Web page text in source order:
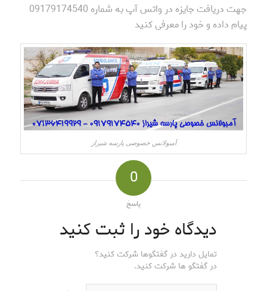
جهت دریافت جایزه در واتس آپ به شماره 09179174540
پیام داده و خود را معرفی کنید
آمبولانس خصوصی پارسه شیراز
0
پاسخ
دیدگاه خود را ثبت کنید
تمایل دارید در گفتگوها شرکت کنید؟
در گفتگو ها شرکت کنید.